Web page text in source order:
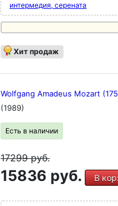
интермедия, серената
Хит продаж
Wolfgang Amadeus Mozart
(1989)
Есть в наличии
17299руб.
15836 руб. В